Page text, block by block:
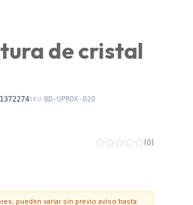
de cristal
SKU: BD-UPROX-020
(0)
pueden variar sin previo aviso hasta